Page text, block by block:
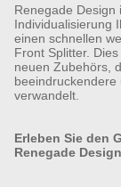
Renegade Design
Individualisierung
einen schnellen
Front Splitter.
neuen Zubehörs,
verwandelt.
Erleben Sie den
Renegade Design